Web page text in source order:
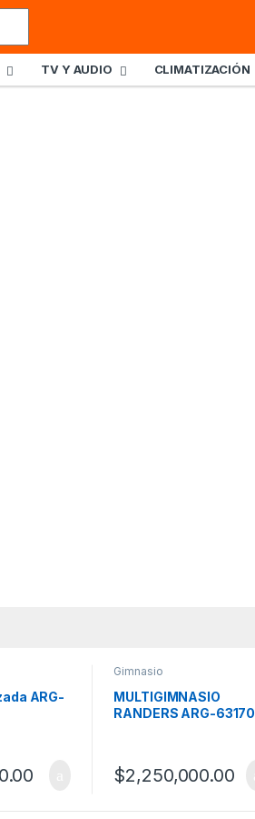
TV Y AUDIO CLIMATIZACIÓN
ARG-
Gimnasio
MULTIGIMNASIO
RANDERS ARG-63170
$2,250,000.00